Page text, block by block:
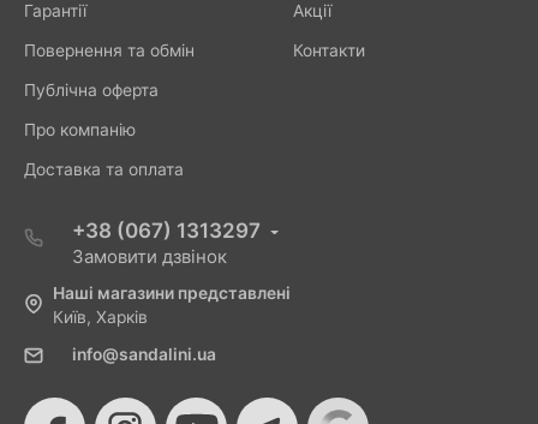
Гарантії
Повернення та обмін
Публічна оферта
Про компанію
Доставка та оплата
Акції
Контакти
+38 (067) 1313297
Замовити дзвінок
Наші магазини представлені
Київ, Харків
info@sandalini.ua